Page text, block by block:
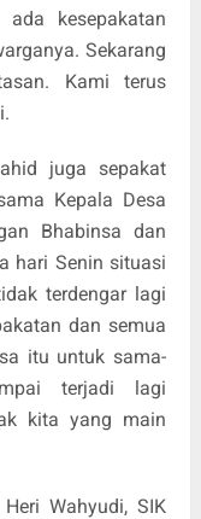
ada kesepakatan
Sekarang
Kami terus
juga sepakat
Kepala Desa
Bhabinsa dan
hari Senin situasi
terdengar lagi
dan semua
itu untuk sama-
terjadi lagi
kita yang main
Wahyudi, SIK